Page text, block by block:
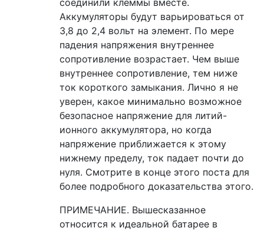
соединили клеммы вместе.
Аккумуляторы будут варьироваться от
3,8 до 2,4 вольт на элемент. По мере
падения напряжения внутреннее
сопротивление возрастает. Чем выше
внутреннее сопротивление, тем ниже
ток короткого замыкания. Лично я не
уверен, какое минимально возможное
безопасное напряжение для литий-
ионного аккумулятора, но когда
напряжение приближается к этому
нижнему пределу, ток падает почти до
нуля. Смотрите в конце этого поста для
более подробного доказательства этого.
ПРИМЕЧАНИЕ. Вышесказанное
относится к идеальной батарее в